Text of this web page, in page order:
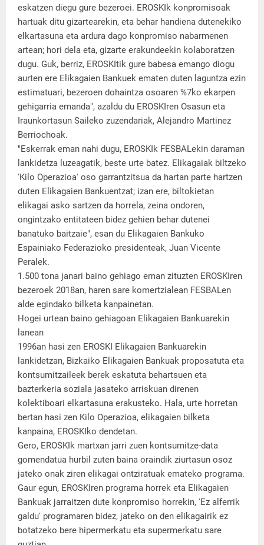
eskatzen diegu gure bezeroei. EROSKIk konpromisoak
hartuak ditu gizartearekin, eta behar handiena dutenekiko
elkartasuna eta ardura dago konpromiso nabarmenen
artean; hori dela eta, gizarte erakundeekin kolaboratzen
dugu. Guk, berriz, EROSKItik gure babesa emango diogu
aurten ere Elikagaien Bankuek ematen duten laguntza ezin
estimatuari, bezeroen dohaintza osoaren %7ko ekarpen
gehigarria emanda", azaldu du EROSKIren Osasun eta
Iraunkortasun Saileko zuzendariak, Alejandro Martinez
Berriochoak.
"Eskerrak eman nahi dugu, EROSKIk FESBALekin daraman
lankidetza luzeagatik, beste urte batez. Elikagaiak biltzeko
'Kilo Operazioa' oso garrantzitsua da hartan parte hartzen
duten Elikagaien Bankuentzat; izan ere, biltokietan
elikagai asko sartzen da horrela, zeina ondoren,
ongintzako entitateen bidez gehien behar dutenei
banatuko baitzaie", esan du Elikagaien Bankuko
Espainiako Federazioko presidenteak, Juan Vicente
Peralek.
1.500 tona janari baino gehiago eman zituzten EROSKIren
bezeroek 2018an, haren sare komertzialean FESBALen
alde egindako bilketa kanpainetan.
Hogei urtean baino gehiagoan Elikagaien Bankuarekin
lanean
1996an hasi zen EROSKI Elikagaien Bankuarekin
lankidetzan, Bizkaiko Elikagaien Bankuak proposatuta eta
kontsumitzaileek berek eskatuta behartsuen eta
bazterkeria soziala jasateko arriskuan direnen
kolektiboari elkartasuna erakusteko. Hala, urte horretan
bertan hasi zen Kilo Operazioa, elikagaien bilketa
kanpaina, EROSKIko dendetan.
Gero, EROSKIk martxan jarri zuen kontsumitze-data
gomendatua hurbil zuten baina oraindik ziurtasun osoz
jateko onak ziren elikagai ontziratuak emateko programa.
Gaur egun, EROSKIren programa horrek eta Elikagaien
Bankuak jarraitzen dute konpromiso horrekin, 'Ez alferrik
galdu' programaren bidez, jateko on den elikagairik ez
botatzeko bere hipermerkatu eta supermerkatu sare